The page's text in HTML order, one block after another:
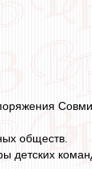
обществ.
детских